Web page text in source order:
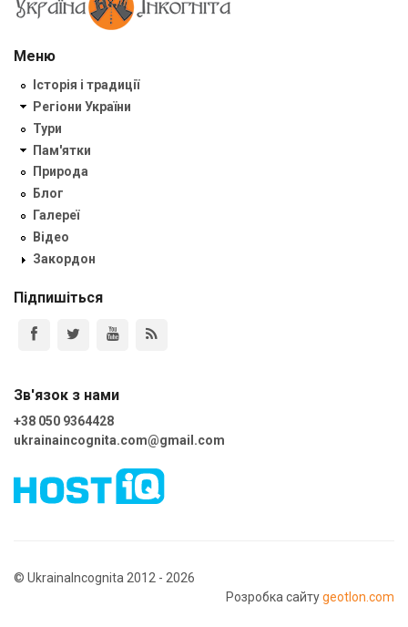
Меню
Історія і традиції
Регіони України
Тури
Пам'ятки
Природа
Блог
Галереї
Відео
Закордон
Підпишіться
Зв'язок з нами
+38 050 9364428
ukrainaincognita.com@gmail.com
© UkrainaIncognita 2012 - 2026
Розробка сайтуgeotlon.com